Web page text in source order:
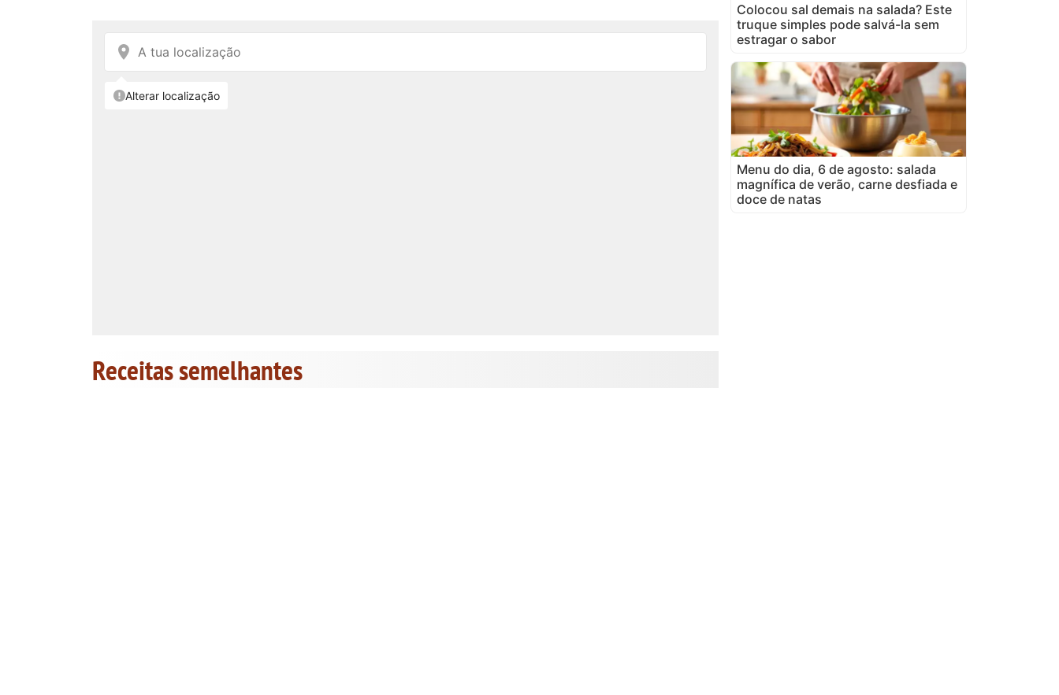
Receitas semelhantes
Colocou sal demais na salada? Este
truque simples pode salvá-la sem
estragar o sabor
Menu do dia, 6 de agosto: salada
magnífica de verão, carne desfiada e
doce de natas